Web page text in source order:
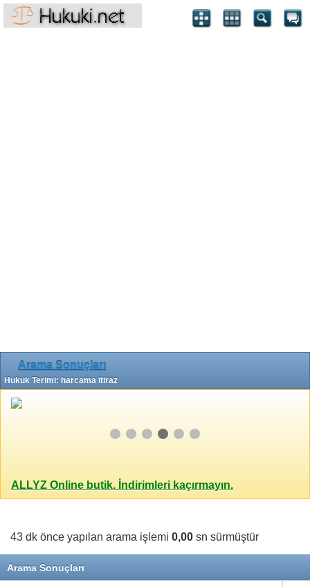
Arama Sonuçları
Hukuk Terimi: harcama itiraz
ALLYZ Online butik. İndirimleri kaçırmayın.
43 dk önce yapılan arama işlemi 0,00 sn sürmüştür
Arama Sonuçları